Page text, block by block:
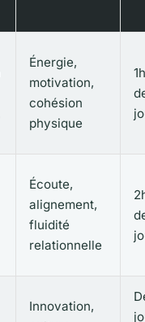
Énergie,
motivation,
cohésion
physique
Écoute,
alignement,
fluidité
relationnelle
Innovation,